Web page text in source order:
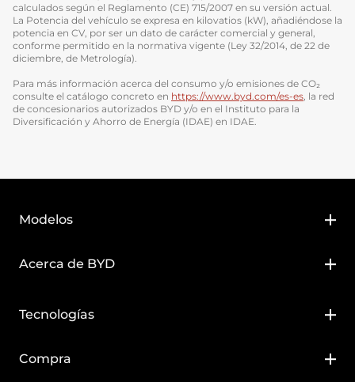
calculados según el Reglamento (CE) 715/2007 en su versión actual.
La Potencia del vehículo se expresa en kilovatios (kW), añadiéndose la
potencia en CV, por ser un dato de carácter comercial y general,
conforme permitido en la normativa vigente (Ley 32/2014, de 22 de
diciembre, de Metrología).
Para más información acerca del consumo y/o emisiones de CO₂
consulte el catálogo concreto en https://www.byd.com/es-es, la red
de concesionarios autorizados BYD y/o en el Instituto para la
Diversificación y Ahorro de Energía (IDAE) en IDAE.
Modelos
BYD ATTO 2
BYD ATTO 2 DM-i
Acerca de BYD
Tecnologías
Compra